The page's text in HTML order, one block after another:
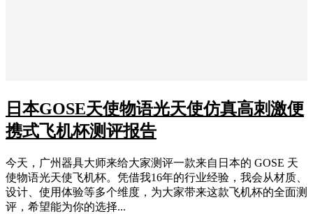
日本GOSE天使物语光天使仿真高刺激便
携式飞机杯测评报告
今天，广州器具大师来给大家测评一款来自日本的 GOSE 天
使物语光天使飞机杯。凭借我16年的行业经验，我会从材质、
设计、使用体验等多个维度，为大家带来这款飞机杯的全面测
评，希望能为你的选择...